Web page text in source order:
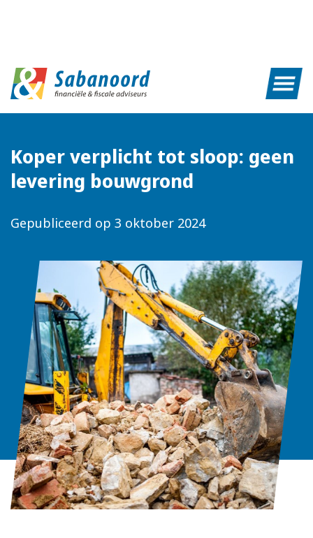
Koper verplicht tot sloop: geen
levering bouwgrond
Gepubliceerd op 3 oktober 2024